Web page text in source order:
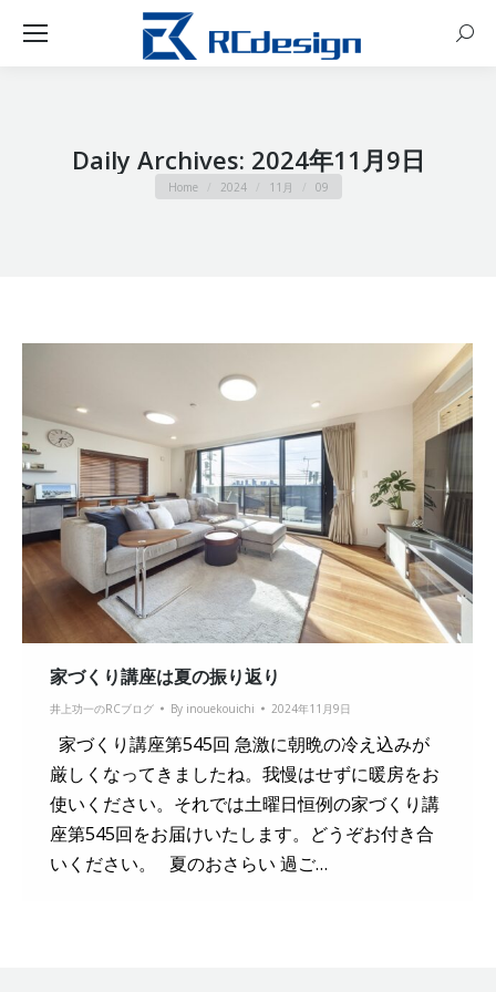
Daily Archives: 2024年11月9日
You are here:
Home 2024 11月 09
家づくり講座は夏の振り返り
井上功一のRCブログ By inouekouichi 2024年11月9日
家づくり講座第545回 急激に朝晩の冷え込みが
厳しくなってきましたね。我慢はせずに暖房をお
使いください。それでは土曜日恒例の家づくり講
座第545回をお届けいたします。どうぞお付き合
いください。 夏のおさらい 過ご…